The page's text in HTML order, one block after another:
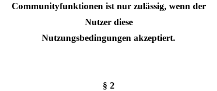
Communityfunktionen ist nur zulässig, wenn der
Nutzer diese
Nutzungsbedingungen akzeptiert.
§ 2